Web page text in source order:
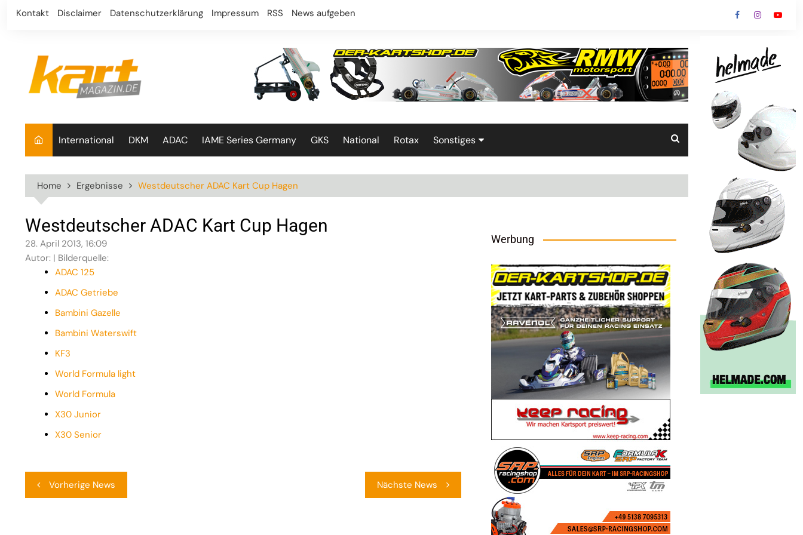
Skip
Kontakt Disclaimer Datenschutzerklärung Impressum RSS News aufgeben
International DKM ADAC IAME Series Germany GKS National Rotax Sonstiges
Home Ergebnisse Westdeutscher ADAC Kart Cup Hagen
Westdeutscher ADAC Kart Cup Hagen
28. April 2013, 16:09
Autor: | Bilderquelle:
ADAC 125
ADAC Getriebe
Bambini Gazelle
Bambini Waterswift
KF3
World Formula light
World Formula
X30 Junior
X30 Senior
Beitragsnavigation
Vorherige News Nächste News
Werbung